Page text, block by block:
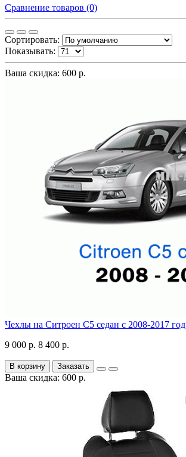
Сравнение товаров (0)
Сортировать:
Показывать:
Ваша скидка: 600 р.
Чехлы на Ситроен С5 седан с 2008-2017 год
9 000 р. 8 400 р.
В корзину Заказать
Ваша скидка: 600 р.